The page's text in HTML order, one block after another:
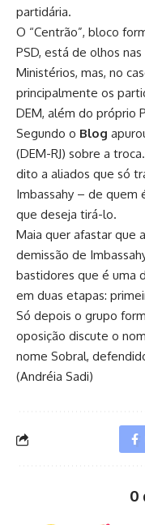
partidária.
O “Centrão”, bloco
PSD, está de olhos
Ministérios, mas, no
principalmente os
DEM, além do próprio
Segundo o Blog
(DEM-RJ) sobre a
dito a aliados que só
Imbassahy – de quem
que deseja tirá-lo.
Maia quer afastar que
demissão de
bastidores que é uma
em duas etapas:
Só depois o grupo
oposição discute o
nome Sobral,
(Andréia Sadi)
O